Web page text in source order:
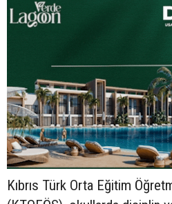
Kıbrıs Türk Orta Eğitim